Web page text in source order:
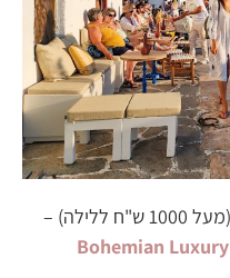
–
Bohemian